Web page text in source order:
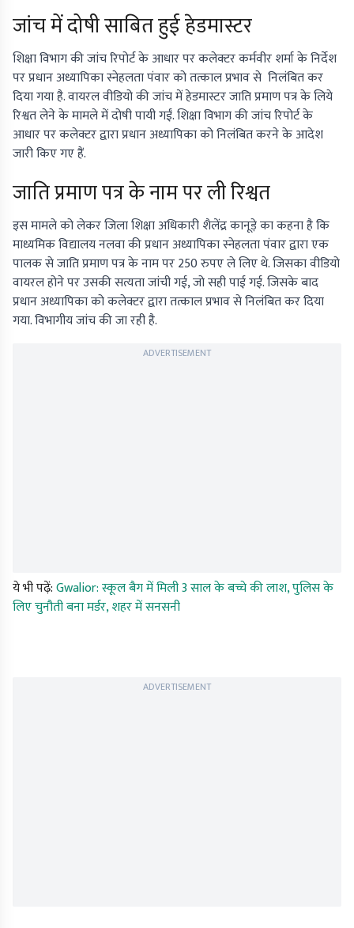
जांच में दोषी साबित हुई हेडमास्टर
शिक्षा विभाग की जांच रिपोर्ट के आधार पर कलेक्टर कर्मवीर शर्मा के निर्देश
पर प्रधान अध्यापिका स्नेहलता पंवार को तत्काल प्रभाव से निलंबित कर
दिया गया है. वायरल वीडियो की जांच में हेडमास्टर जाति प्रमाण पत्र के लिये
रिश्वत लेने के मामले में दोषी पायी गईं. शिक्षा विभाग की जांच रिपोर्ट के
आधार पर कलेक्टर द्वारा प्रधान अध्यापिका को निलंबित करने के आदेश
जारी किए गए हैं.
जाति प्रमाण पत्र के नाम पर ली रिश्वत
इस मामले को लेकर जिला शिक्षा अधिकारी शैलेंद्र कानूड़े का कहना है कि
माध्यमिक विद्यालय नलवा की प्रधान अध्यापिका स्नेहलता पंवार द्वारा एक
पालक से जाति प्रमाण पत्र के नाम पर 250 रुपए ले लिए थे. जिसका वीडियो
वायरल होने पर उसकी सत्यता जांची गई, जो सही पाई गई. जिसके बाद
प्रधान अध्यापिका को कलेक्टर द्वारा तत्काल प्रभाव से निलंबित कर दिया
गया. विभागीय जांच की जा रही है.
ADVERTISEMENT
ये भी पढ़ें:Gwalior: स्कूल बैग में मिली 3 साल के बच्चे की लाश, पुलिस के
लिए चुनौती बना मर्डर, शहर में सनसनी
ADVERTISEMENT